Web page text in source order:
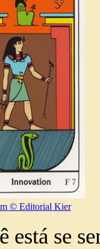
© Editorial Kier
está se